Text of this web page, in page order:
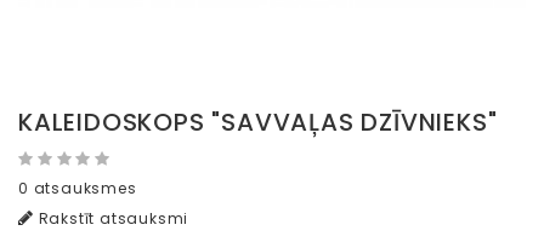
KALEIDOSKOPS "SAVVAĻAS DZĪVNIEKS"
0 atsauksmes
Rakstīt atsauksmi